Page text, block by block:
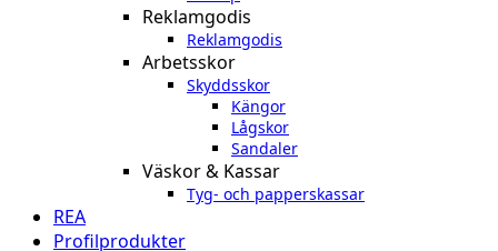
Reklamgodis
Reklamgodis
Arbetsskor
Skyddsskor
Kängor
Lågskor
Sandaler
Väskor & Kassar
Tyg- och papperskassar
REA
Profilprodukter